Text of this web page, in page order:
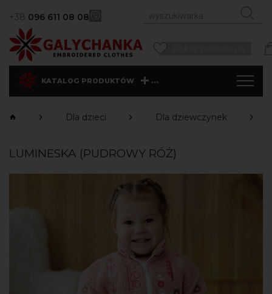
+38 096 611 08 08
KATALOG PRODUKTÓW ...
Dla dzieci Dla dziewczynek
LUMINESKA (PUDROWY RÓŻ)